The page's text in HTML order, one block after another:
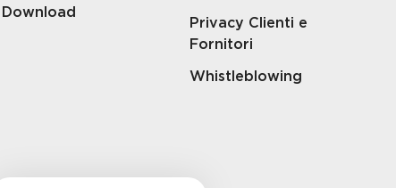
Download
Privacy Clienti e
Fornitori
Whistleblowing